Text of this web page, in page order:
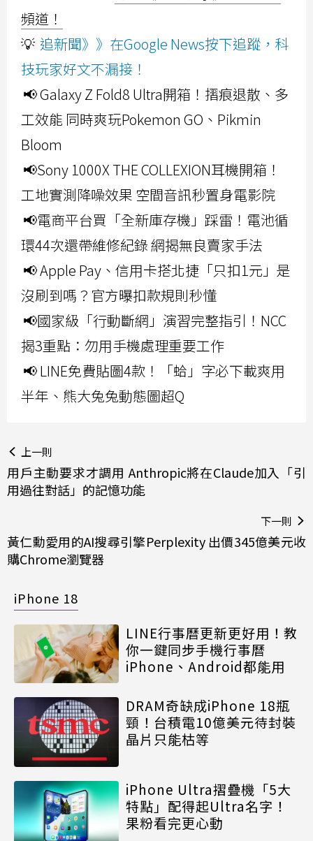
頻道！
💡 追新聞》》在Google News按下追蹤，科
技玩家好文不漏接！
📢 Galaxy Z Fold8 Ultra開箱！摺痕退散、多
工效能 同時爽玩Pokemon GO、Pikmin
Bloom
📢Sony 1000X THE COLLEXION耳機開箱！
工地實測降噪效果 空間音訊秒置身電影院
📢電商平台買「全新庫存機」踩雷！電池循
環44次還帶維修紀錄 網揭無良賣家手法
📢 Apple Pay、信用卡搭北捷「只扣1元」是
沒刷到嗎？官方曝扣款規則秒懂
📢國家級「行動斷網」演習完整指引！NCC
揭3重點：勿用手機處理重要工作
📢 LINE免費貼圖4款！「蛤」字必下載爽用
半年、熊大兔兔動態圖超Q
上一則
用戶主動要求才調用 Anthropic將在Claude加入「引
用過往對話」的記憶功能
下一則
黃仁勳愛用的AI搜尋引擎Perplexity 出價345億美元收
購Chrome瀏覽器
iPhone 18
LINE行事曆更新更好用！教
你一鍵同步手機行事曆
iPhone、Android都能用
DRAM奇缺成iPhone 18瓶
頸！台積電10億美元待封裝
晶片只能枯等
iPhone Ultra摺疊機「5大
特點」配得起Ultra名字！
果粉看完更心動